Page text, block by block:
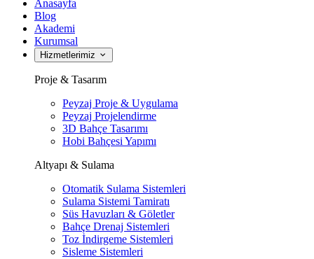
Anasayfa
Blog
Akademi
Kurumsal
Hizmetlerimiz
Proje & Tasarım
Peyzaj Proje & Uygulama
Peyzaj Projelendirme
3D Bahçe Tasarımı
Hobi Bahçesi Yapımı
Altyapı & Sulama
Otomatik Sulama Sistemleri
Sulama Sistemi Tamiratı
Süs Havuzları & Göletler
Bahçe Drenaj Sistemleri
Toz İndirgeme Sistemleri
Sisleme Sistemleri